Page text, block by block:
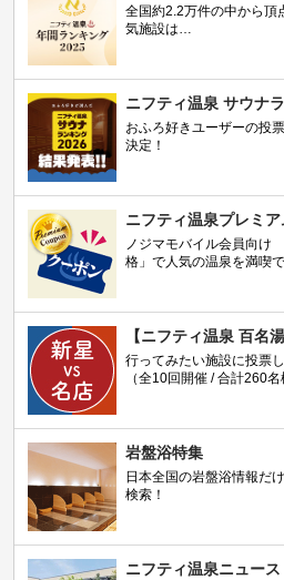
全国約2.2万件の中から頂
気施設は…
ニフティ温泉 サウナ
おふろ好きユーザーの投
決定！
ニフティ温泉プレミ
ノジマモバイル会員向け
格」で人気の温泉を満喫で
【ニフティ温泉 百名
行ってみたい施設に投票
（全10回開催 / 合計260名
岩盤浴特集
日本全国の岩盤浴情報だ
検索！
ニフティ温泉ニュース